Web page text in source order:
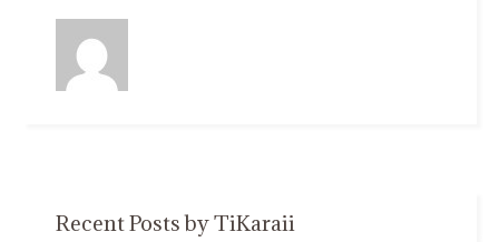
Recent Posts by TiKaraii